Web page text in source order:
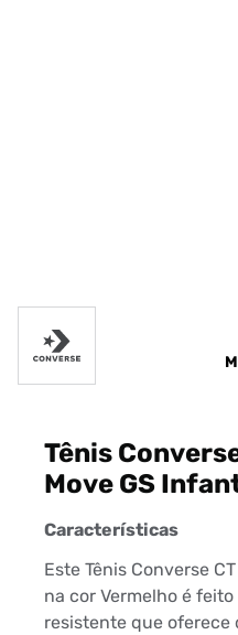
Tênis
Move GS
Características
Este Tênis Converse
na cor Vermelho é
resistente que oferece